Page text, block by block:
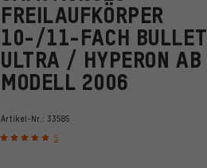
FREILAUFKÖRPER
10-/11-FACH BULLET
ULTRA / HYPERON AB
MODELL 2006
Artikel-Nr.: 33585
5